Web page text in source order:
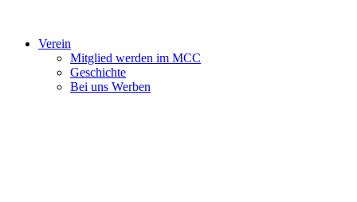
Verein
Mitglied werden im MCC
Geschichte
Bei uns Werben